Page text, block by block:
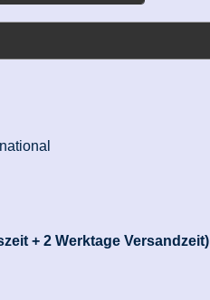
+ 2 Werktage Versandzeit)